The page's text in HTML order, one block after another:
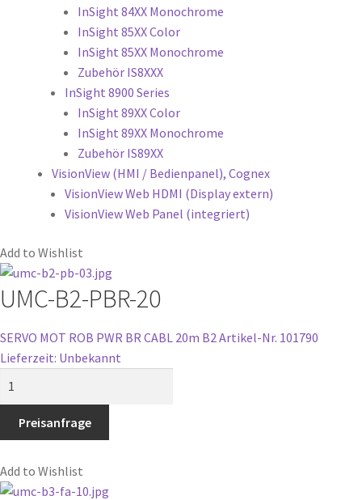
InSight 84XX Monochrome
InSight 85XX Color
InSight 85XX Monochrome
Zubehör IS8XXX
InSight 8900 Series
InSight 89XX Color
InSight 89XX Monochrome
Zubehör IS89XX
VisionView (HMI / Bedienpanel), Cognex
VisionView Web HDMI (Display extern)
VisionView Web Panel (integriert)
Add to Wishlist
UMC-B2-PBR-20
SERVO MOT ROB PWR BR CABL 20m B2 Artikel-Nr. 101790
Lieferzeit: Unbekannt
PBR-
20
Preisanfrage
Add to Wishlist